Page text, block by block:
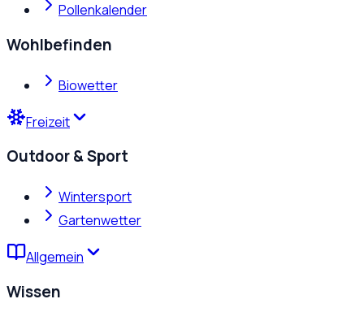
Pollenkalender
Wohlbefinden
Biowetter
Freizeit
Outdoor & Sport
Wintersport
Gartenwetter
Allgemein
Wissen